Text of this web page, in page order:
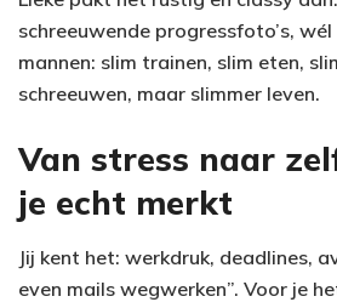
schreeuwende progressfoto’s,
mannen: slim trainen, slim eten,
schreeuwen, maar slimmer leven.
Van stress naar
je echt merkt
Jij kent het: werkdruk, deadlines,
even mails wegwerken”. Voor je